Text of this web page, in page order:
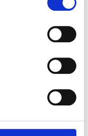
8.00 -
8.00 -
8.00 -